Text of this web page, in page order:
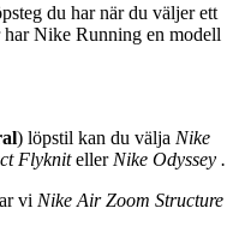
du har när du väljer ett
Nike Running en modell
) löpstil kan du välja Nike
Flykniteller Nike Odyssey .
vi Nike Air Zoom Structure